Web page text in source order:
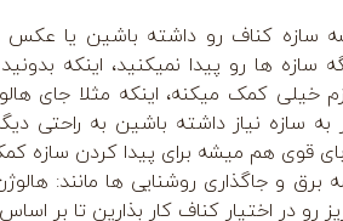
سازه کناف رو داشته باشین یا عکس
سازه ها رو پیدا نمیکنید، اینکه
خیلی کمک میکنه، اینکه مثلا جای
به سازه نیاز داشته باشین به راحتی
قوی هم میشه برای پیدا کردن سازه
برق و جاگذاری روشنایی ها مانند:
رو در اختیار کناف کار بذارین تا بر